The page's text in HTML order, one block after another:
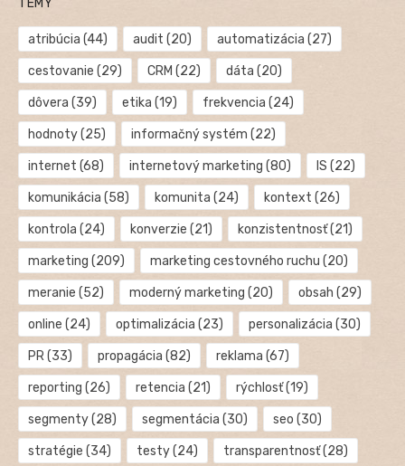
TÉMY
atribúcia (44) audit (20) automatizácia (27)
cestovanie (29) CRM (22) dáta (20)
dôvera (39) etika (19) frekvencia (24)
hodnoty(25) informačný systém (22)
internet (68) internetový marketing (80) IS (22)
komunikácia (58) komunita (24) kontext (26)
kontrola (24) konverzie (21) konzistentnosť(21)
marketing (209) marketing cestovného ruchu (20)
meranie (52) moderný marketing (20) obsah (29)
online (24) optimalizácia (23) personalizácia (30)
PR(33) propagácia (82) reklama (67)
reporting (26) retencia (21) rýchlosť(19)
segmenty(28) segmentácia (30) seo (30)
stratégie (34) testy(24) transparentnosť(28)